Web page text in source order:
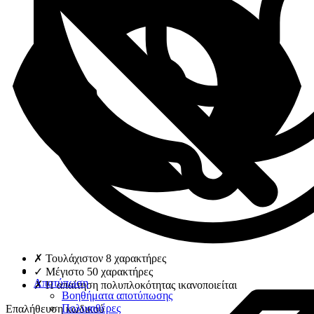
Αποτύπωση
Βοηθήματα αποτύπωσης
Πολυαιθέρες
✗ Τουλάχιστον 8 χαρακτήρες
✓ Μέγιστο 50 χαρακτήρες
✗Η απαίτηση πολυπλοκότητας ικανοποιείται
Επαλήθευση κωδικού